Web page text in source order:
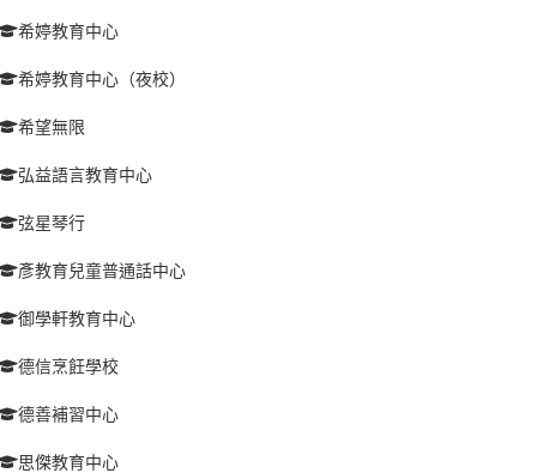
希婷教育中心
希婷教育中心（夜校）
希望無限
弘益語言教育中心
弦星琴行
彥教育兒童普通話中心
御學軒教育中心
德信烹飪學校
德善補習中心
思傑教育中心